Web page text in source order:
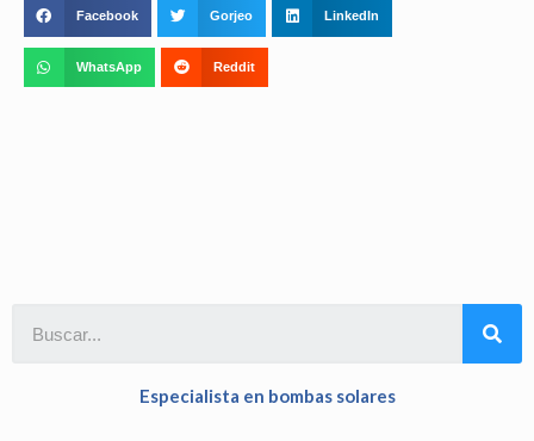
Facebook Gorjeo LinkedIn
WhatsApp Reddit
Especialista en bombas solares